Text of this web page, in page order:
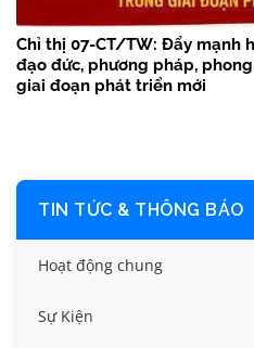
Chỉ thị 07-CT/TW: Đẩy mạnh
đạo đức, phương pháp,
giai đoạn phát triển mới
TIN TỨC & THÔNG BÁO
Hoạt động chung
Tin công tác sinh viên
Sự Kiện